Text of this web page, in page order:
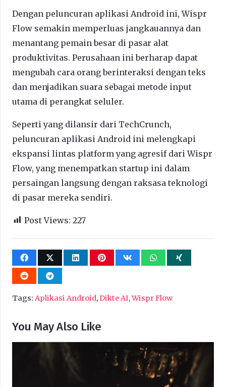
Dengan peluncuran aplikasi Android ini, Wispr
Flow semakin memperluas jangkauannya dan
menantang pemain besar di pasar alat
produktivitas. Perusahaan ini berharap dapat
mengubah cara orang berinteraksi dengan teks
dan menjadikan suara sebagai metode input
utama di perangkat seluler.
Seperti yang dilansir dari TechCrunch,
peluncuran aplikasi Android ini melengkapi
ekspansi lintas platform yang agresif dari Wispr
Flow, yang menempatkan startup ini dalam
persaingan langsung dengan raksasa teknologi
di pasar mereka sendiri.
Post Views: 227
Tags: Aplikasi Android,Dikte AI,Wispr Flow
You May Also Like